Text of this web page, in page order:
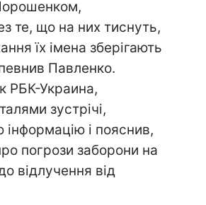
те, що на них тиснуть,
їх імена зберігають
Павленко.
РБК-Украина,
зустрічі,
інформацію і пояснив,
погрози заборони на
відлучення від